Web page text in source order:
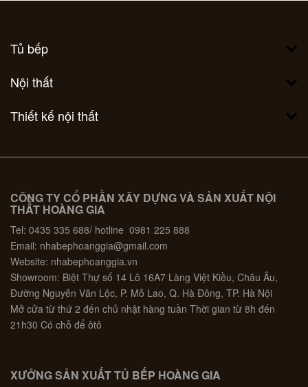
Tủ bếp
Nội thất
Thiết kế nội thất
CÔNG TY CỔ PHẦN XÂY DỰNG VÀ SẢN XUẤT NỘI
THẤT HOÀNG GIA
Tel: 0435 335 688/ hotline 0981 225 888
Email: nhabephoanggia@gmail.com
Website: nhabephoanggia.vn
Showroom: Biệt Thự số 14 Lô 16A7 Làng Việt Kiều, Châu Âu,
Đường Nguyễn Văn Lộc, P. Mỗ Lao, Q. Hà Đông, TP. Hà Nội
Mở cửa từ thứ 2 đến chủ nhật hàng tuần Thời gian từ 8h đến
21h30 Có chỗ để ôtô
XƯỞNG SẢN XUẤT TỦ BẾP HOÀNG GIA